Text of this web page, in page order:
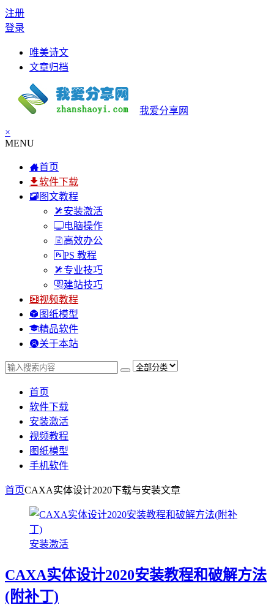
注册
登录
唯美诗文
文章归档
我爱分享网
×
MENU
首页
软件下载
图文教程
安装激活
电脑操作
高效办公
PS 教程
专业技巧
建站技巧
视频教程
图纸模型
精品软件
关于本站
首页
软件下载
安装激活
视频教程
图纸模型
手机软件
首页CAXA实体设计2020下载与安装文章
安装激活
CAXA实体设计2020安装教程和破解方法
(附补丁)